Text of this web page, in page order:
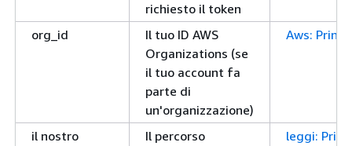
richiesto il token
org_id
Il tuo ID AWS
Organizations (se
il tuo account fa
parte di
un'organizzazione)
Aws:
il nostro
Il percorso
leggi: